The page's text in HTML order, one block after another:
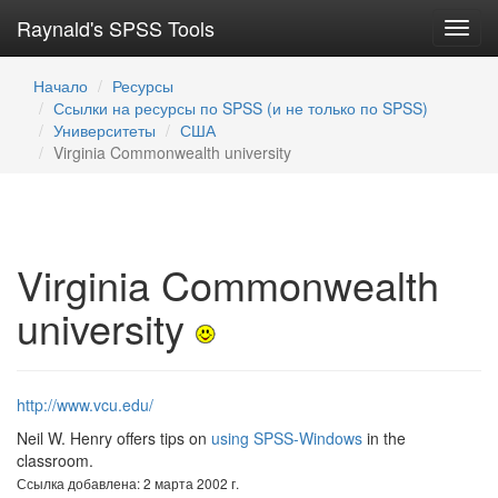
Raynald's SPSS Tools
Начало
Ресурсы
Ссылки на ресурсы по SPSS (и не только по SPSS)
Университеты
США
Virginia Commonwealth university
Virginia Commonwealth
university
http://www.vcu.edu/
Neil W. Henry offers tips on using SPSS-Windows in the
classroom.
Ссылка добавлена: 2 марта 2002 г.